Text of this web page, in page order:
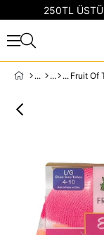
250TL ÜSTÜ
Fruit Of